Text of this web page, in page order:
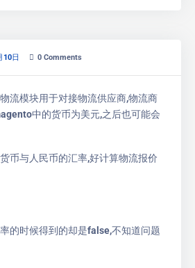
10日 0 Comments
流模块用于对接物流供应商,物流商
中的货币为美元,之后也可能会
币与人民币的汇率,好计算物流报价
的时候得到的却是false,不知道问题